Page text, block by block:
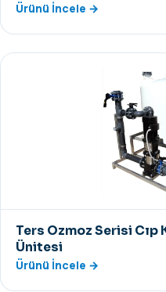
Ürünü İncele →
Ters Ozmoz Serisi Cıp
Ünitesi
Ürünü İncele →